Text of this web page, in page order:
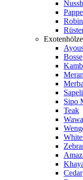
Bosse
Sipo
Teak
Wawa
Cedar